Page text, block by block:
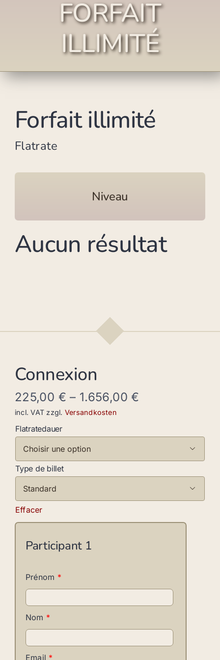
FORFAIT
ILLIMITÉ
Forfait illimité
Flatrate
Niveau
Aucun résultat
Connexion
225,00 € – 1.656,00€
incl. VAT zzgl. Versandkosten
Flatratedauer

Type de billet

Effacer
Participant 1
Prénom *
Nom *
Email *